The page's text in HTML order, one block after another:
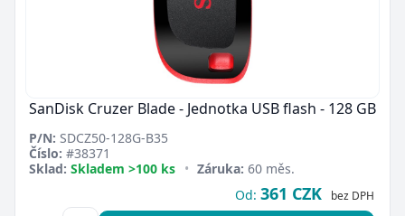
SanDisk Cruzer Blade - Jednotka USB flash - 128 GB
P/N: SDCZ50-128G-B35
Číslo: #38371
Sklad: Skladem >100 ks • Záruka: 60 měs.
Od: 361 CZK bez DPH